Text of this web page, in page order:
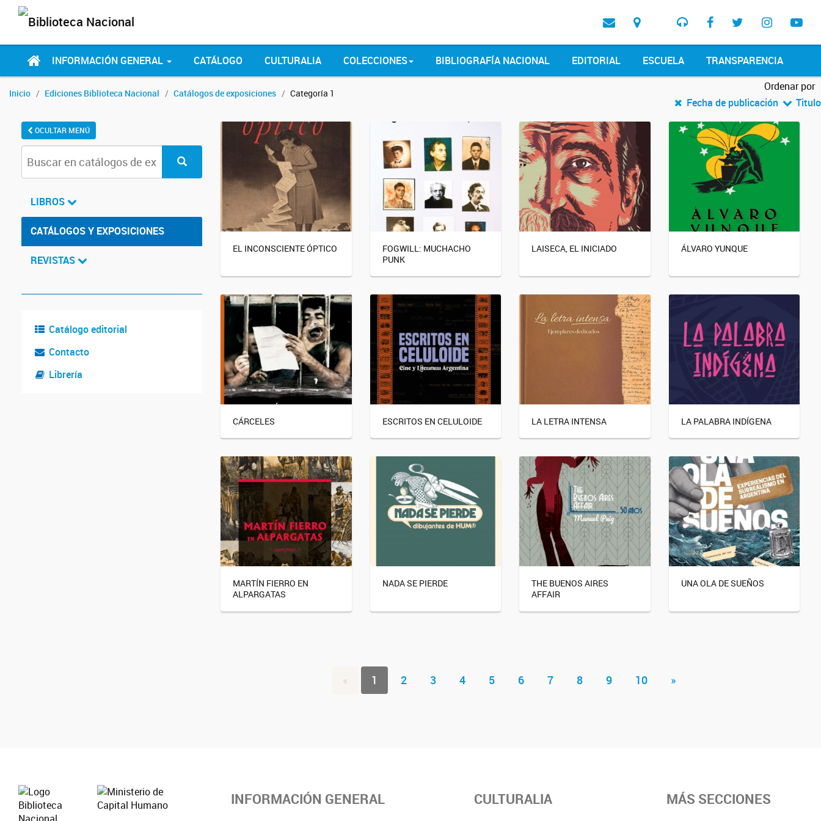
INFORMACIÓN GENERAL CATÁLOGO CULTURALIA COLECCIONES BIBLIOGRAFÍA NACIONAL EDITORIAL ESCUELA TRANSPARENCIA
Inicio Ediciones Biblioteca Nacional Catálogos de exposiciones Categoría 1
Ordenar por
Fecha de publicación
Titulo
OCULTAR MENÚ
LIBROS
CATÁLOGOS Y EXPOSICIONES
REVISTAS
Catálogo editorial
Contacto
Librería
EL INCONSCIENTE ÓPTICO
FOGWILL: MUCHACHO
PUNK
LAISECA, EL INICIADO ÁLVARO YUNQUE
CÁRCELES ESCRITOS EN CELULOIDE LA LETRA INTENSA LA PALABRA INDÍGENA
MARTÍN FIERRO EN
ALPARGATAS
NADA SE PIERDE
THE BUENOS AIRES
AFFAIR
UNA OLA DE SUEÑOS
« 1 2 3 4 5 6 7 8 9 10 »
INFORMACIÓN GENERAL CULTURALIA MÁS SECCIONES